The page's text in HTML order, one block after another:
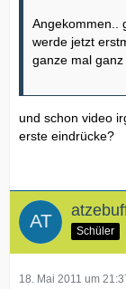
Angekommen..
werde jetzt
ganze mal ganz
und schon video
erste eindrücke?
Schüler
18. Mai 2011 um